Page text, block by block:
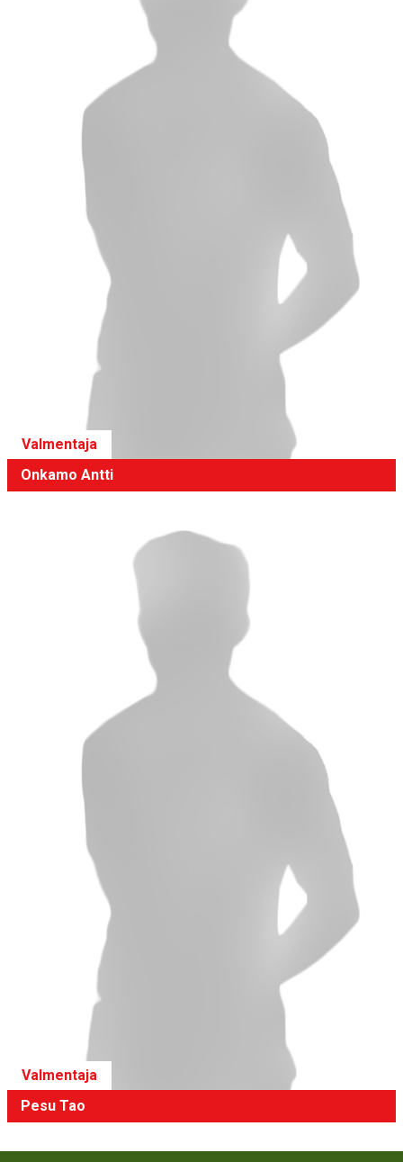
Valmentaja
Onkamo Antti
Valmentaja
Pesu Tao